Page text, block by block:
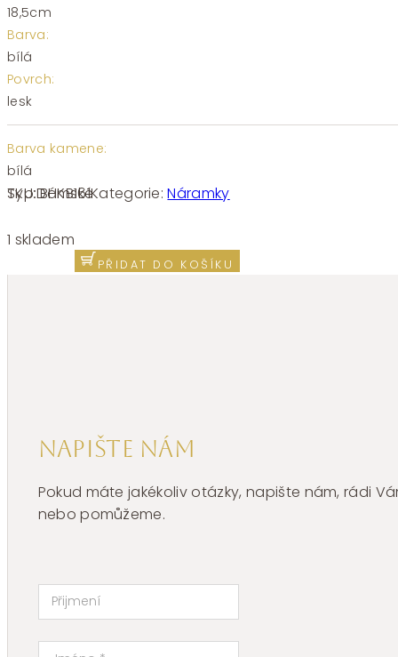
18,5cm
Barva:
bílá
Povrch:
lesk
Barva kamene:
bílá
SKU:BHKB161Kategorie:Náramky
Typ:Dámské
1 sklademchirurgická
ocelPŘIDAT DO KOŠÍKU
Napište nám
Pokud máte jakékoliv otázky, napište nám, rádi
nebo pomůžeme.